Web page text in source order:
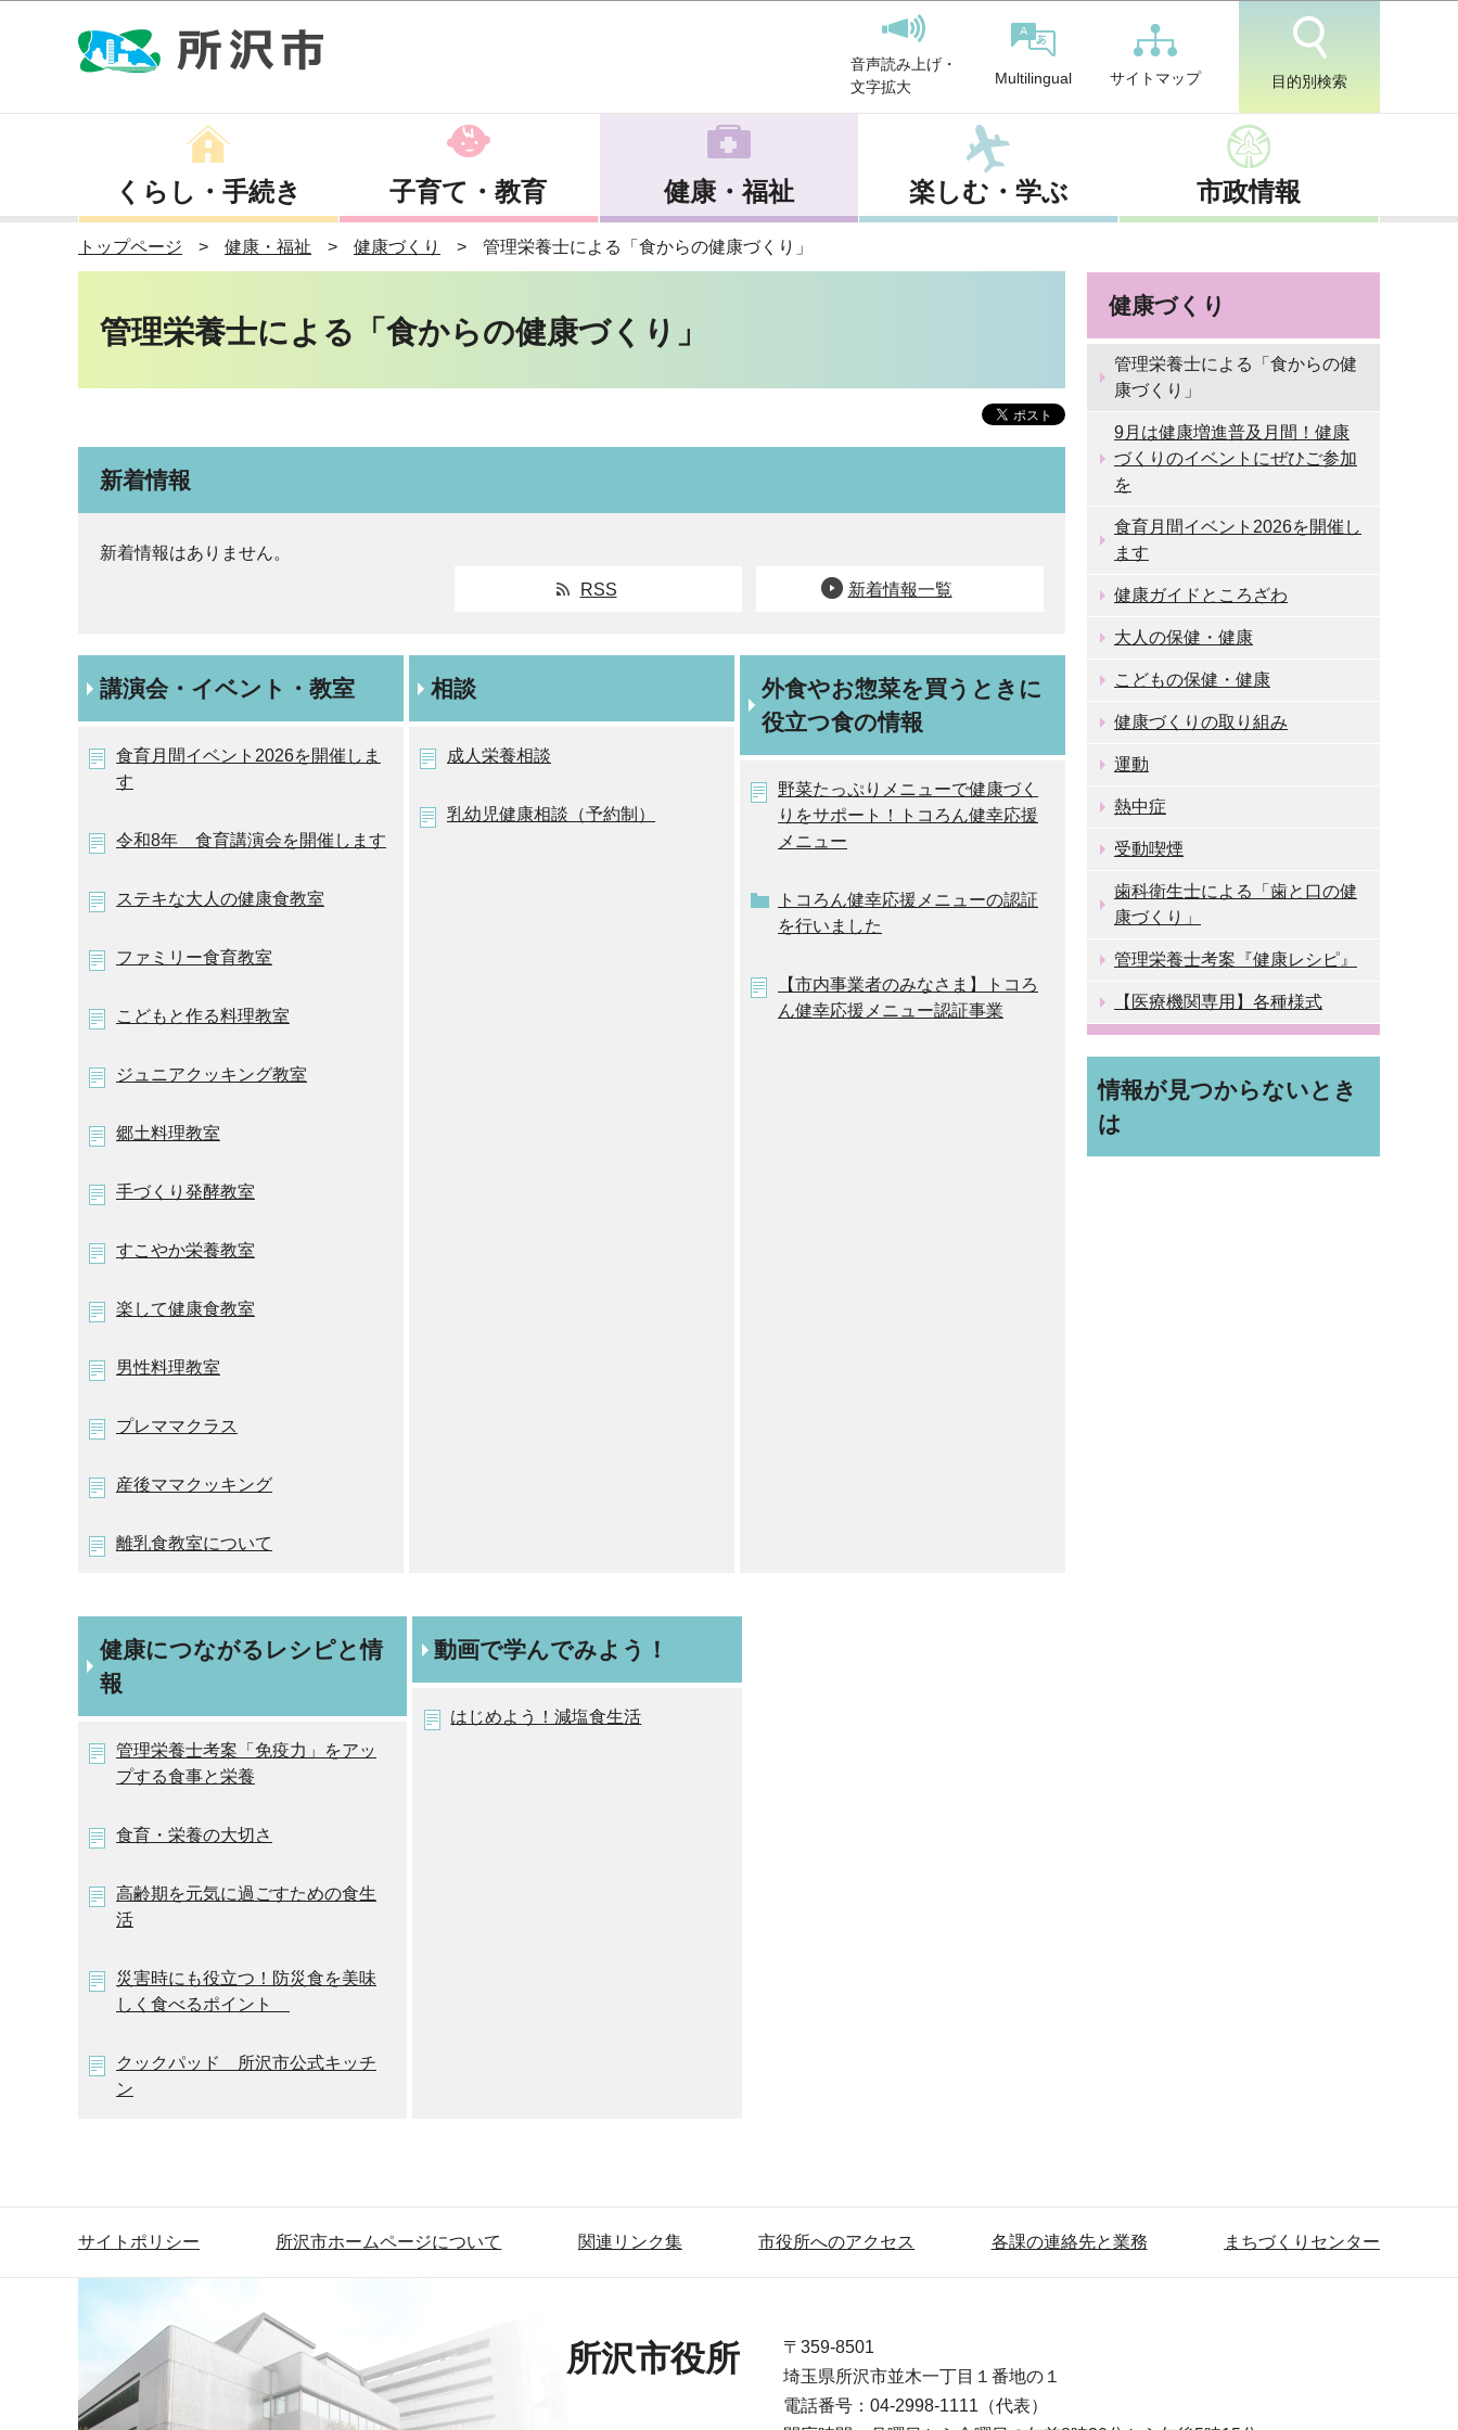
音声読み上げ・
文字拡大
Multilingual サイトマップ 目的別検索
くらし・手続き 子育て・教育 健康・福祉 楽しむ・学ぶ 市政情報
トップページ 健康・福祉 健康づくり 管理栄養士による「食からの健康づくり」
管理栄養士による「食からの健康づくり」
新着情報
新着情報はありません。
RSS
新着情報一覧
講演会・イベント・教室
食育月間イベント2026を開催しま
す
令和8年 食育講演会を開催します
ステキな大人の健康食教室
ファミリー食育教室
こどもと作る料理教室
ジュニアクッキング教室
郷土料理教室
手づくり発酵教室
すこやか栄養教室
楽して健康食教室
男性料理教室
プレママクラス
産後ママクッキング
離乳食教室について
相談
成人栄養相談
乳幼児健康相談（予約制）
外食やお惣菜を買うときに
役立つ食の情報
野菜たっぷりメニューで健康づく
りをサポート！トコろん健幸応援
メニュー
トコろん健幸応援メニューの認証
を行いました
【市内事業者のみなさま】トコろ
ん健幸応援メニュー認証事業
健康につながるレシピと情
報
管理栄養士考案「免疫力」をアッ
プする食事と栄養
食育・栄養の大切さ
高齢期を元気に過ごすための食生
活
災害時にも役立つ！防災食を美味
しく食べるポイント
クックパッド 所沢市公式キッチ
ン
動画で学んでみよう！
はじめよう！減塩食生活
健康づくり
管理栄養士による「食からの健
康づくり」
9月は健康増進普及月間！健康
づくりのイベントにぜひご参加
を
食育月間イベント2026を開催し
ます
健康ガイドところざわ
大人の保健・健康
こどもの保健・健康
健康づくりの取り組み
運動
熱中症
受動喫煙
歯科衛生士による「歯と口の健
康づくり」
管理栄養士考案『健康レシピ』
【医療機関専用】各種様式
情報が見つからないとき
は
サイトポリシー 所沢市ホームページについて 関連リンク集 市役所へのアクセス 各課の連絡先と業務 まちづくりセンター
所沢市役所
〒359-8501
埼玉県所沢市並木一丁目１番地の１
電話番号：04-2998-1111（代表）